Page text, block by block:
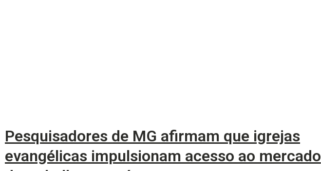
Pesquisadores de MG afirmam que igrejas
evangélicas impulsionam acesso ao mercado